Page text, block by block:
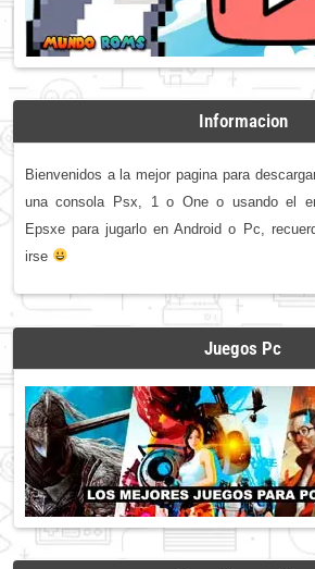
Informacion
Bienvenidos a la mejor pagina para
una consola Psx, 1 o One o usando el
Epsxe para jugarlo en Android o Pc,
irse
Juegos Pc